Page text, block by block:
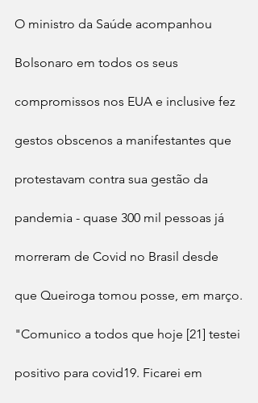
O ministro da Saúde acompanhou
Bolsonaro em todos os seus
compromissos nos EUA e inclusive fez
gestos obscenos a manifestantes que
protestavam contra sua gestão da
pandemia - quase 300 mil pessoas já
morreram de Covid no Brasil desde
que Queiroga tomou posse, em março.
"Comunico a todos que hoje [21] testei
positivo para covid19. Ficarei em